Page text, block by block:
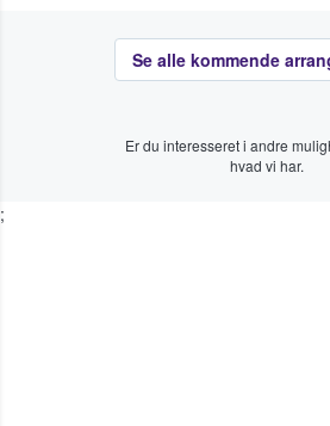
Se alle kommende
Er du interesseret i andre
hvad vi har.
;